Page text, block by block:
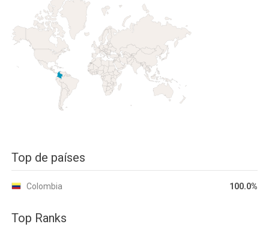
Top de países
Colombia 100.0%
Top Ranks